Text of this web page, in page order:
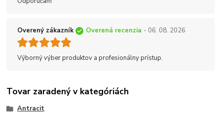
Overený zákazník Overená recenzia - 06. 08. 2026
Výborný výber produktov a profesionálny prístup.
Tovar zaradený v kategóriách
Antracit